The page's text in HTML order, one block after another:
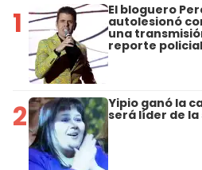
1 El bloguero
autolesionó
una
reporte policial
2 Yipio ganó la
será líder de